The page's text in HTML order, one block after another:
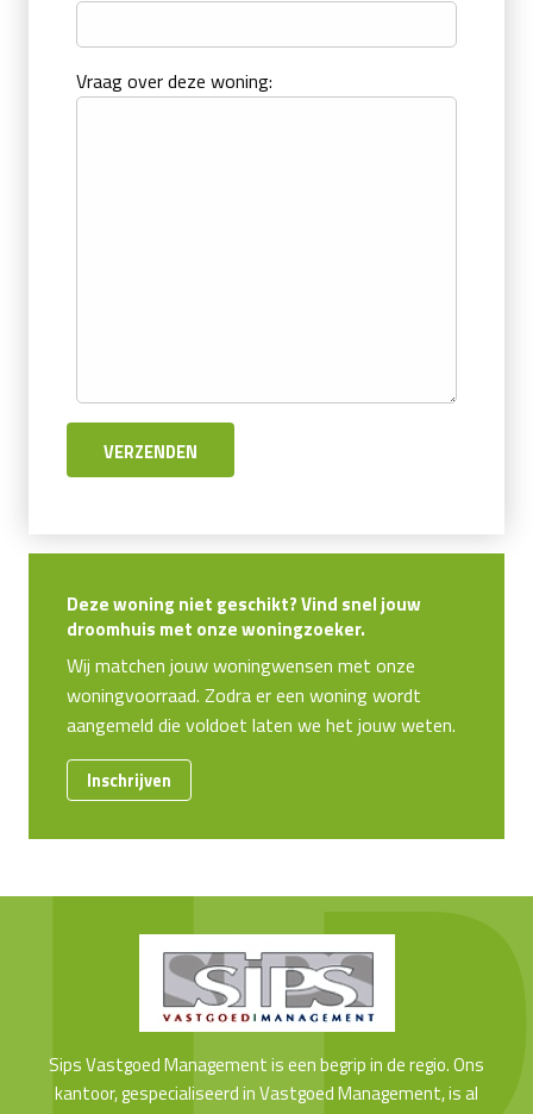
Vraag over deze woning:
Deze woning niet geschikt? Vind snel jouw
droomhuis met onze woningzoeker.
Wij matchen jouw woningwensen met onze
woningvoorraad. Zodra er een woning wordt
aangemeld die voldoet laten we het jouw weten.
Inschrijven
Sips Vastgoed Management is een begrip in de regio. Ons
kantoor, gespecialiseerd in Vastgoed Management, is al